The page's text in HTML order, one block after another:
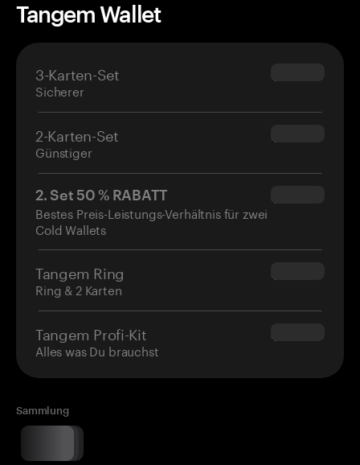
Tangem Wallet
3-Karten-Set
Sicherer
$69.90
2-Karten-Set
Günstiger
$54.90
2. Set 50 % RABATT
Bestes Preis-Leistungs-Verhältnis für zwei
Cold Wallets
$34.95
Tangem Ring
Ring & 2 Karten
$160.00
Tangem Profi-Kit
Alles was Du brauchst
$180.00
Sammlung